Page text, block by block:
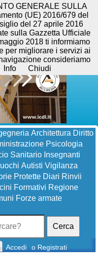
Architettura Diritto
Psicologia
Sanitario Insegnanti
Autisti Vigilanza
Protette Diari Rinvii
Formativi Regione
Forze armate
Cerca
Accedi o Registrati
GENERALE SULLA
(UE) 2016/679 del
del 27 aprile 2016
sulla Gazzetta Ufficiale
2018 ti informiamo
per migliorare i servizi ai
consideriamo
Info Chiudi